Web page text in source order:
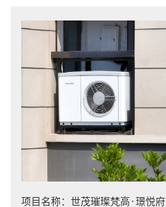
项目名称： 世茂璀璨梵高·璟悦府